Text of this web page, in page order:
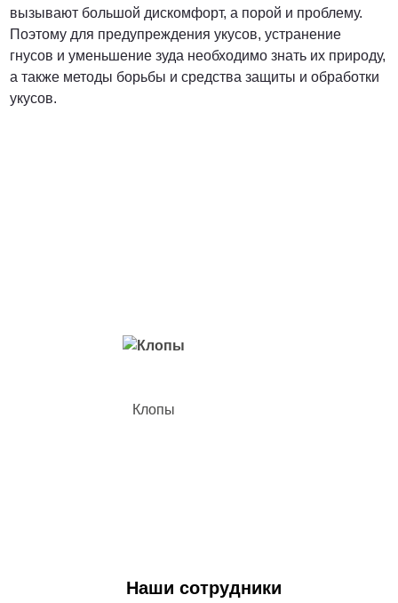
вызывают большой дискомфорт, а порой и проблему.
Поэтому для предупреждения укусов, устранение
гнусов и уменьшение зуда необходимо знать их природу,
а также методы борьбы и средства защиты и обработки
укусов.
Клопы
Наши сотрудники